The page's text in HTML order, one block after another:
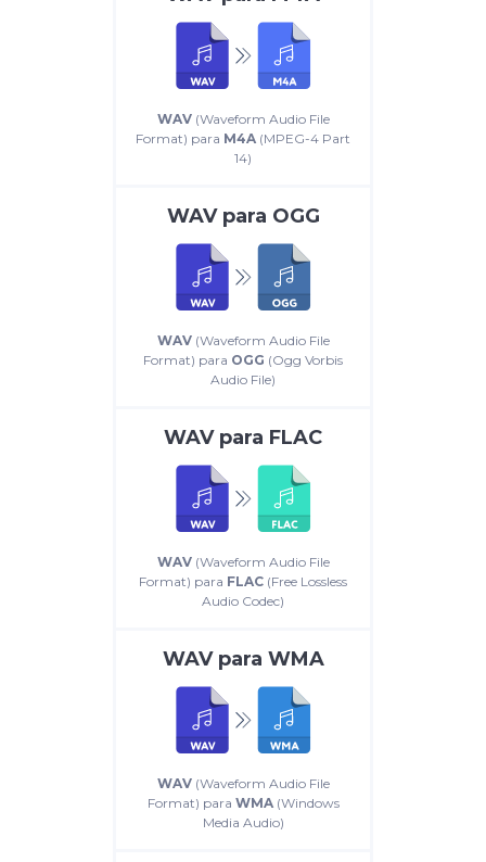
WAV(Waveform Audio File
Format) para M4A (MPEG-4 Part
14)
WAVpara OGG
WAV(Waveform Audio File
Format) para OGG (Ogg Vorbis
Audio File)
WAVpara FLAC
WAV(Waveform Audio File
Format) para FLAC (Free Lossless
Audio Codec)
WAVpara WMA
WAV(Waveform Audio File
Format) para WMA(Windows
Media Audio)